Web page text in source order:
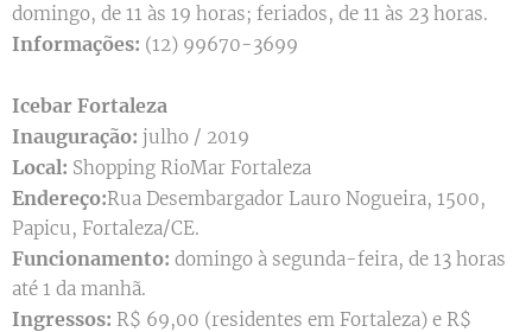
domingo, de 11 às 19 horas; feriados, de 11 às 23 horas.
Informações: (12) 99670-3699
Icebar Fortaleza
Inauguração: julho / 2019
Local: Shopping RioMar Fortaleza
Endereço:Rua Desembargador Lauro Nogueira, 1500,
Papicu, Fortaleza/CE.
Funcionamento: domingo à segunda-feira, de 13 horas
até 1 da manhã.
Ingressos: R$ 69,00 (residentes em Fortaleza) e R$